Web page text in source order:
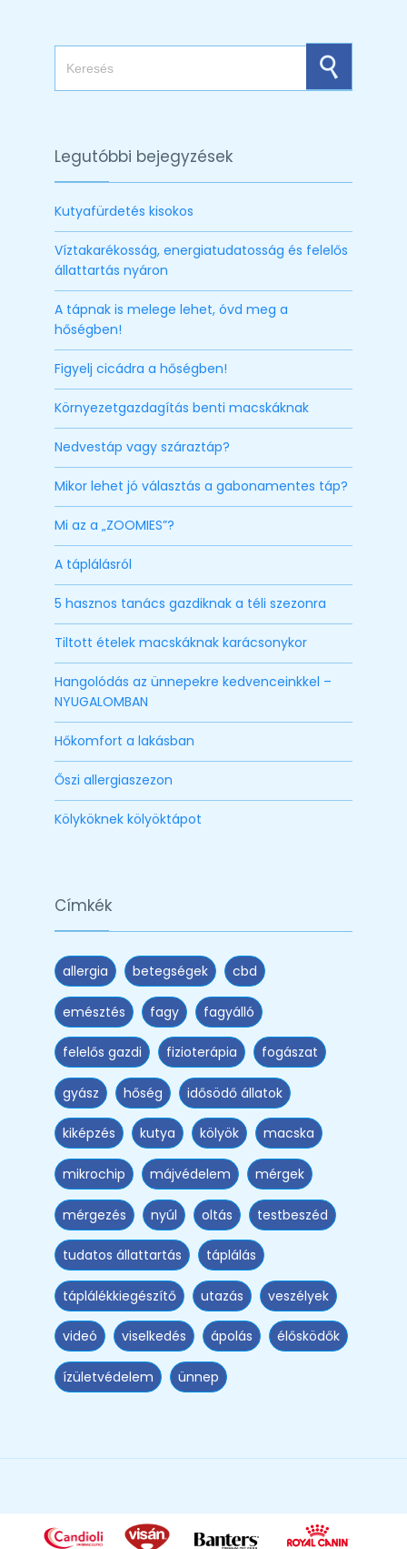
Legutóbbi bejegyzések
Kutyafürdetés kisokos
Víztakarékosság, energiatudatosság és felelős
állattartás nyáron
A tápnak is melege lehet, óvd meg a
hőségben!
Figyelj cicádra a hőségben!
Környezetgazdagítás benti macskáknak
Nedvestáp vagy száraztáp?
Mikor lehet jó választás a gabonamentes táp?
Mi az a „ZOOMIES”?
A táplálásról
5 hasznos tanács gazdiknak a téli szezonra
Tiltott ételek macskáknak karácsonykor
Hangolódás az ünnepekre kedvenceinkkel –
NYUGALOMBAN
Hőkomfort a lakásban
Őszi allergiaszezon
Kölyköknek kölyöktápot
Címkék
allergia betegségek cbd
emésztés fagy fagyálló
felelős gazdi fizioterápia fogászat
gyász hőség idősödő állatok
kiképzés kutya kölyök macska
mikrochip májvédelem mérgek
mérgezés nyúl oltás testbeszéd
tudatos állattartás táplálás
táplálékkiegészítő utazás veszélyek
videó viselkedés ápolás élősködők
ízületvédelem ünnep